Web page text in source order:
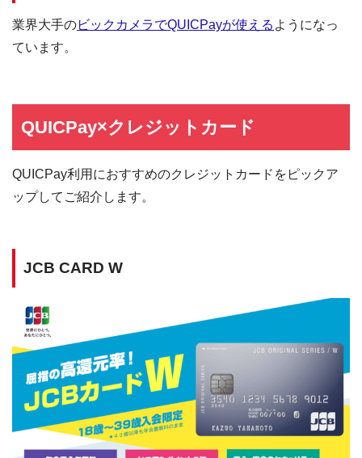
業界大手のビックカメラでQUICPayが使える ようになっ
ています。
QUICPay×クレジットカード
QUICPay利用におすすめのクレジットカードをピックア
ップしてご紹介します。
JCB CARD W